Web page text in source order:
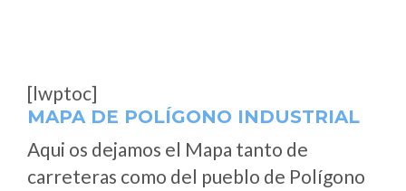
[lwptoc]
MAPA DE POLÍGONO INDUSTRIAL
Aqui os dejamos el Mapa tanto de
carreteras como del pueblo de Polígono